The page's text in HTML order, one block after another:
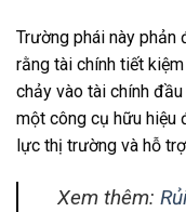
Trường phái này
rằng tài chính tiết
chảy vào tài chính
một công cụ hữu hiệu
lực thị trường và hỗ
Xem thêm: